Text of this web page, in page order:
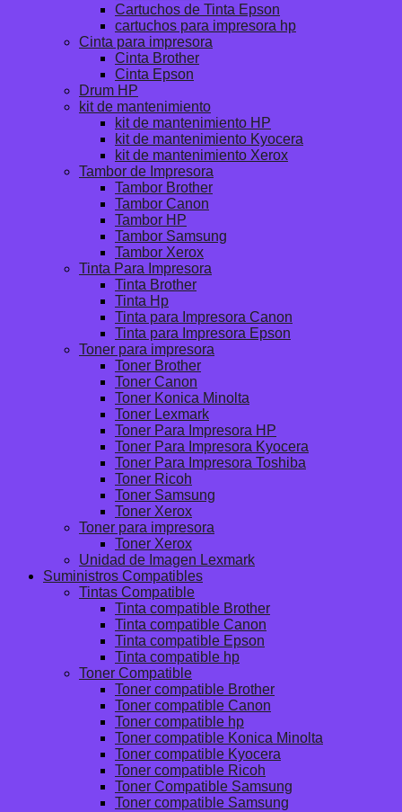
Cartuchos de Tinta Epson
cartuchos para impresora hp
Cinta para impresora
Cinta Brother
Cinta Epson
Drum HP
kit de mantenimiento
kit de mantenimiento HP
kit de mantenimiento Kyocera
kit de mantenimiento Xerox
Tambor de Impresora
Tambor Brother
Tambor Canon
Tambor HP
Tambor Samsung
Tambor Xerox
Tinta Para Impresora
Tinta Brother
Tinta Hp
Tinta para Impresora Canon
Tinta para Impresora Epson
Toner para impresora
Toner Brother
Toner Canon
Toner Konica Minolta
Toner Lexmark
Toner Para Impresora HP
Toner Para Impresora Kyocera
Toner Para Impresora Toshiba
Toner Ricoh
Toner Samsung
Toner Xerox
Toner para impresora
Toner Xerox
Unidad de Imagen Lexmark
Suministros Compatibles
Tintas Compatible
Tinta compatible Brother
Tinta compatible Canon
Tinta compatible Epson
Tinta compatible hp
Toner Compatible
Toner compatible Brother
Toner compatible Canon
Toner compatible hp
Toner compatible Konica Minolta
Toner compatible Kyocera
Toner compatible Ricoh
Toner Compatible Samsung
Toner compatible Samsung